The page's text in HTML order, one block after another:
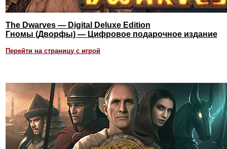
The Dwarves — Digital Deluxe Edition
Гномы (Дворфы) — Цифровое подарочное издание
Перейти на страницу с игрой